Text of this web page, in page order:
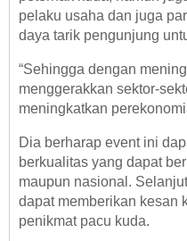
pelaku usaha dan juga
daya tarik pengunjung
“Sehingga dengan
menggerakkan sektor-
meningkatkan
Dia berharap event ini
berkualitas yang dapat
maupun nasional.
dapat memberikan kesan
penikmat pacu kuda.